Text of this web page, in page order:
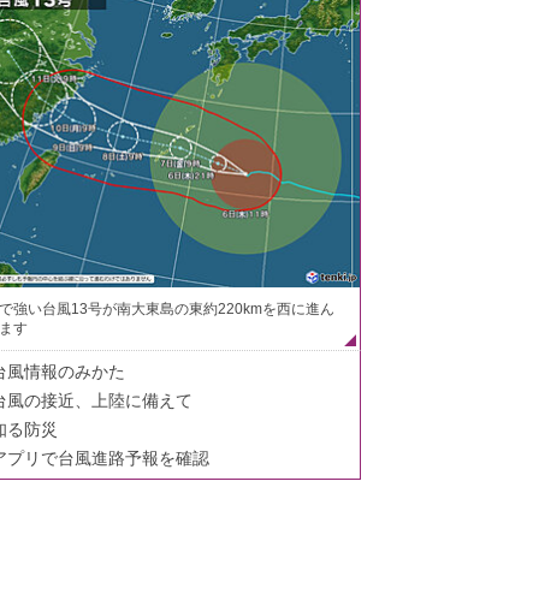
強い台風13号が南大東島の東約220kmを西に進ん
す
風情報のみかた
風の接近、上陸に備えて
る防災
プリで台風進路予報を確認